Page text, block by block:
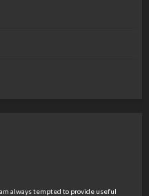
always tempted to provide useful